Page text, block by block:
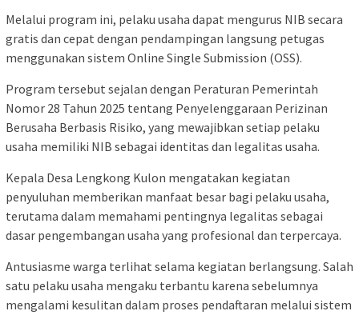
Melalui program ini, pelaku usaha dapat mengurus NIB secara
gratis dan cepat dengan pendampingan langsung petugas
menggunakan sistem Online Single Submission (OSS).
Program tersebut sejalan dengan Peraturan Pemerintah
Nomor 28 Tahun 2025 tentang Penyelenggaraan Perizinan
Berusaha Berbasis Risiko, yang mewajibkan setiap pelaku
usaha memiliki NIB sebagai identitas dan legalitas usaha.
Kepala Desa Lengkong Kulon mengatakan kegiatan
penyuluhan memberikan manfaat besar bagi pelaku usaha,
terutama dalam memahami pentingnya legalitas sebagai
dasar pengembangan usaha yang profesional dan terpercaya.
Antusiasme warga terlihat selama kegiatan berlangsung. Salah
satu pelaku usaha mengaku terbantu karena sebelumnya
mengalami kesulitan dalam proses pendaftaran melalui sistem